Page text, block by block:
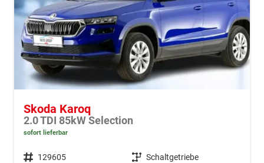
Skoda Karoq
2.0 TDI 85kW Selection
sofort lieferbar
Fahrzeugnr. 129605 Getriebe Schaltgetriebe